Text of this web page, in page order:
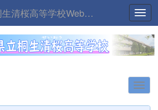
群馬県立桐生清桜高等学校Webサイト